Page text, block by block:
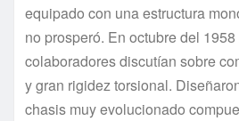
equipado con una estructura
no prosperó. En octubre del
colaboradores discutían sobre
y gran rigidez torsional.
chasis muy evolucionado